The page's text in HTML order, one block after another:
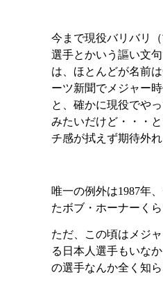
今まで現役バリバリ
選手とかいう謳い文
は、ほとんどが名前
ーツ新聞でメジャー
と、確かに現役でや
みたいだけど・・・
チ感が拭えず期待外れ
唯一の例外は1987年
たボブ・ホーナーくら
ただ、この頃はメジ
る日本人選手もいな
の選手なんか全く知ら